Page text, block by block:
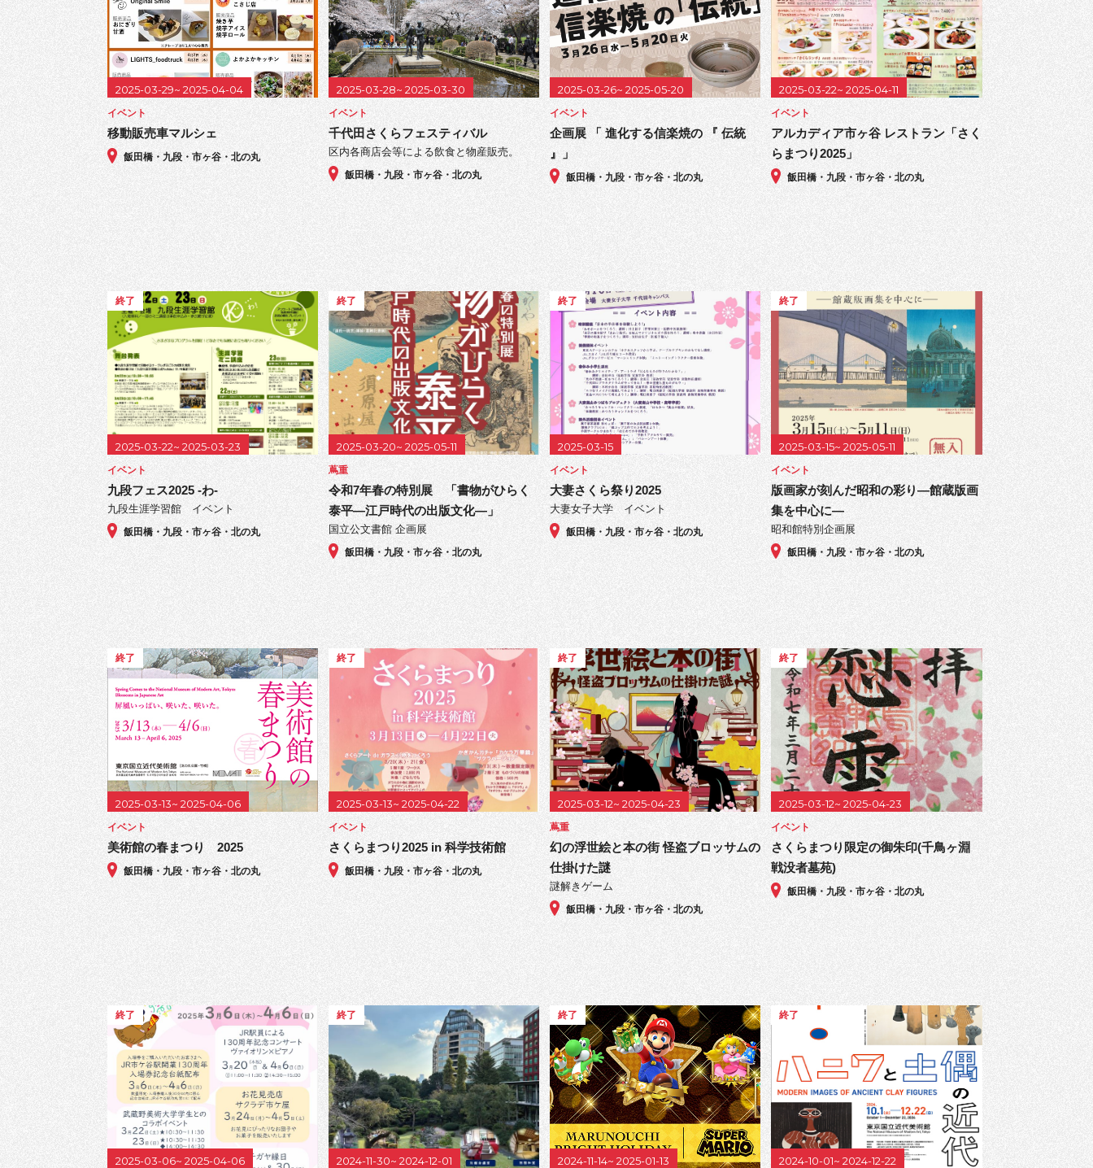
2025-03-29~ 2025-04-04
イベント
移動販売車マルシェ
飯田橋・九段・市ヶ谷・北の丸
2025-03-28~ 2025-03-30
イベント
千代田さくらフェスティバル
区内各商店会等による飲食と物産販売。
飯田橋・九段・市ヶ谷・北の丸
2025-03-26~ 2025-05-20
イベント
企画展 「 進化する信楽焼の 『 伝統
』」
飯田橋・九段・市ヶ谷・北の丸
2025-03-22~ 2025-04-11
イベント
アルカディア市ヶ谷 レストラン「さく
らまつり2025」
飯田橋・九段・市ヶ谷・北の丸
終了
2025-03-22~ 2025-03-23
イベント
九段フェス2025 -わ-
九段生涯学習館 イベント
飯田橋・九段・市ヶ谷・北の丸
終了
2025-03-20~ 2025-05-11
蔦重
令和7年春の特別展 「書物がひらく
泰平―江戸時代の出版文化―」
国立公文書館 企画展
飯田橋・九段・市ヶ谷・北の丸
終了
2025-03-15
イベント
大妻さくら祭り2025
大妻女子大学 イベント
飯田橋・九段・市ヶ谷・北の丸
終了
2025-03-15~ 2025-05-11
イベント
版画家が刻んだ昭和の彩り―館蔵版画
集を中心に―
昭和館特別企画展
飯田橋・九段・市ヶ谷・北の丸
終了
2025-03-13~ 2025-04-06
イベント
美術館の春まつり 2025
飯田橋・九段・市ヶ谷・北の丸
終了
2025-03-13~ 2025-04-22
イベント
さくらまつり2025 in 科学技術館
飯田橋・九段・市ヶ谷・北の丸
終了
2025-03-12~ 2025-04-23
蔦重
幻の浮世絵と本の街 怪盗ブロッサムの
仕掛けた謎
謎解きゲーム
飯田橋・九段・市ヶ谷・北の丸
終了
2025-03-12~ 2025-04-23
イベント
さくらまつり限定の御朱印(千鳥ヶ淵
戦没者墓苑)
飯田橋・九段・市ヶ谷・北の丸
終了
2025-03-06~ 2025-04-06
終了
2024-11-30~ 2024-12-01
終了
2024-11-14~ 2025-01-13
終了
2024-10-01~ 2024-12-22